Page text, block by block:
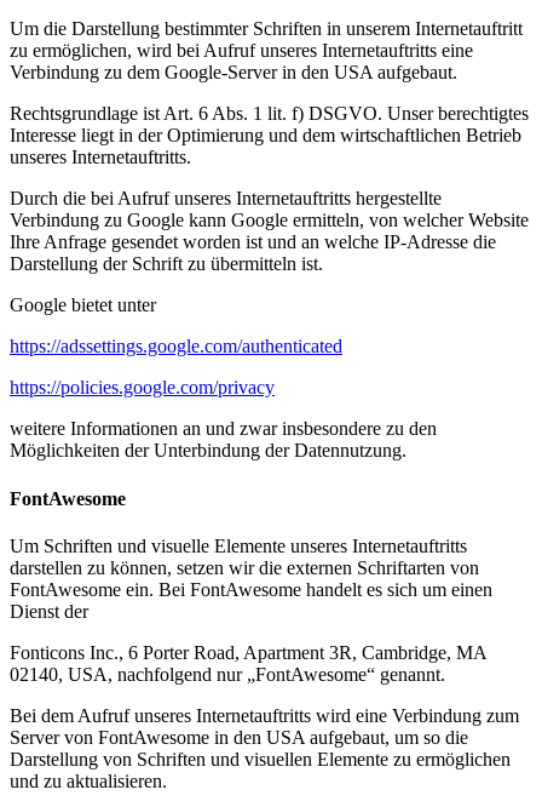
Um die Darstellung bestimmter Schriften in unserem Internetauftritt
zu ermöglichen, wird bei Aufruf unseres Internetauftritts eine
Verbindung zu dem Google-Server in den USA aufgebaut.
Rechtsgrundlage ist Art. 6 Abs. 1 lit. f) DSGVO. Unser berechtigtes
Interesse liegt in der Optimierung und dem wirtschaftlichen Betrieb
unseres Internetauftritts.
Durch die bei Aufruf unseres Internetauftritts hergestellte
Verbindung zu Google kann Google ermitteln, von welcher Website
Ihre Anfrage gesendet worden ist und an welche IP-Adresse die
Darstellung der Schrift zu übermitteln ist.
Google bietet unter
https://adssettings.google.com/authenticated
https://policies.google.com/privacy
weitere Informationen an und zwar insbesondere zu den
Möglichkeiten der Unterbindung der Datennutzung.
FontAwesome
Um Schriften und visuelle Elemente unseres Internetauftritts
darstellen zu können, setzen wir die externen Schriftarten von
FontAwesome ein. Bei FontAwesome handelt es sich um einen
Dienst der
Fonticons Inc., 6 Porter Road, Apartment 3R, Cambridge, MA
02140, USA, nachfolgend nur „FontAwesome“ genannt.
Bei dem Aufruf unseres Internetauftritts wird eine Verbindung zum
Server von FontAwesome in den USA aufgebaut, um so die
Darstellung von Schriften und visuellen Elemente zu ermöglichen
und zu aktualisieren.